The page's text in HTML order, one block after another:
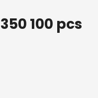
100 pcs